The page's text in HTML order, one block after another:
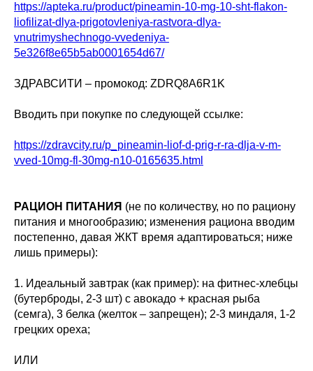
https://apteka.ru/product/pineamin-10-mg-10-sht-flakon-
liofilizat-dlya-prigotovleniya-rastvora-dlya-
vnutrimyshechnogo-vvedeniya-
5e326f8e65b5ab0001654d67/
ЗДРАВСИТИ – промокод: ZDRQ8A6R1K
Вводить при покупке по следующей ссылке:
https://zdravcity.ru/p_pineamin-liof-d-prig-r-ra-dlja-v-m-
vved-10mg-fl-30mg-n10-0165635.html
РАЦИОН ПИТАНИЯ (не по количеству, но по рациону
питания и многообразию; изменения рациона вводим
постепенно, давая ЖКТ время адаптироваться; ниже
лишь примеры):
1. Идеальный завтрак (как пример): на фитнес-хлебцы
(бутерброды, 2-3 шт) с авокадо + красная рыба
(семга), 3 белка (желток – запрещен); 2-3 миндаля, 1-2
грецких ореха;
ИЛИ